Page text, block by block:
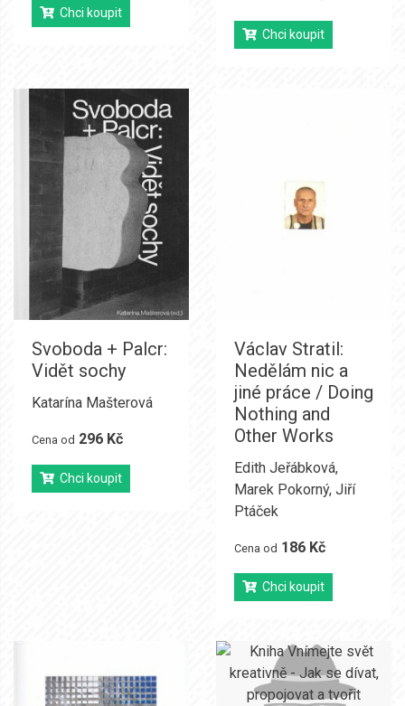
Chci koupit
Chci koupit
Svoboda + Palcr:
Vidět sochy
Katarína Mašterová
Cena od 296 Kč
Chci koupit
Václav Stratil:
Nedělám nic a
jiné práce / Doing
Nothing and
Other Works
Edith Jeřábková,
Marek Pokorný, Jiří
Ptáček
Cena od 186 Kč
Chci koupit